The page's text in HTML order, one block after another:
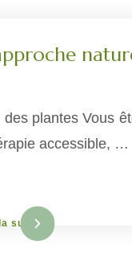
plantes Vous
accessible, …
suite